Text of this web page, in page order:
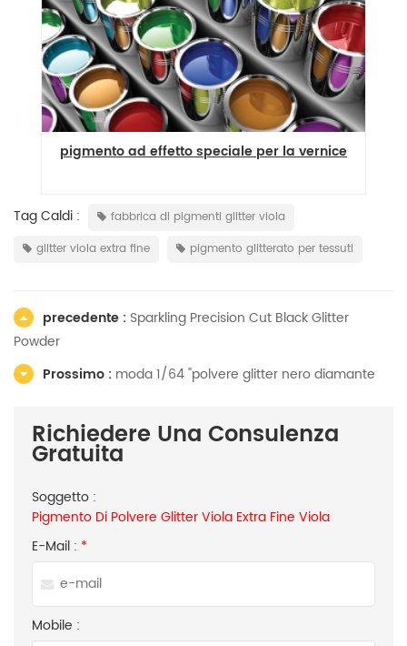
pigmento ad effetto speciale per la vernice
Tag Caldi :
fabbrica di pigmenti glitter viola
glitter viola extra fine
pigmento glitterato per tessuti
precedente : Sparkling Precision Cut Black Glitter
Powder
Prossimo : moda 1/64 "polvere glitter nero diamante
Richiedere Una Consulenza
Gratuita
Soggetto :
Pigmento Di Polvere Glitter Viola Extra Fine Viola
E-Mail : *
Mobile :